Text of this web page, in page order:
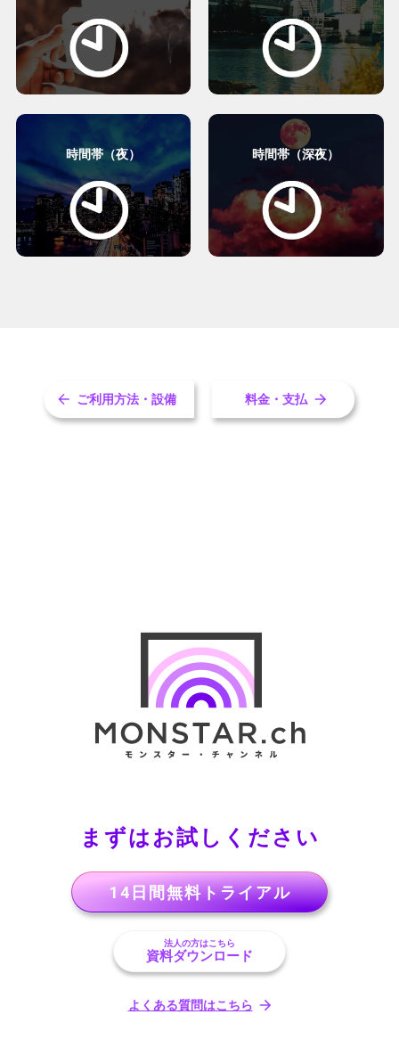
時間帯（夜） 時間帯（深夜）
ご利用方法・設備 料金・支払
まずはお試しください
14日間無料トライアル
法人の方はこちら
資料ダウンロード
よくある質問はこちら